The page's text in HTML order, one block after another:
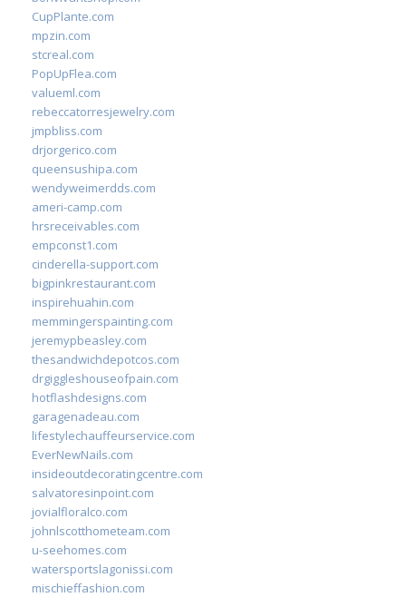
CupPlante.com
mpzin.com
stcreal.com
PopUpFlea.com
valueml.com
rebeccatorresjewelry.com
jmpbliss.com
drjorgerico.com
queensushipa.com
wendyweimerdds.com
ameri-camp.com
hrsreceivables.com
empconst1.com
cinderella-support.com
bigpinkrestaurant.com
inspirehuahin.com
memmingerspainting.com
jeremypbeasley.com
thesandwichdepotcos.com
drgiggleshouseofpain.com
hotflashdesigns.com
garagenadeau.com
lifestylechauffeurservice.com
EverNewNails.com
insideoutdecoratingcentre.com
salvatoresinpoint.com
jovialfloralco.com
johnlscotthometeam.com
u-seehomes.com
watersportslagonissi.com
mischieffashion.com